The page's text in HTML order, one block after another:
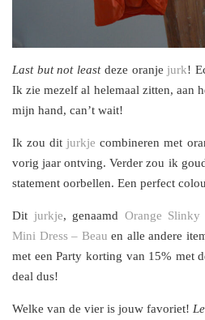
Last but not leastdeze oranje jurk!
Ik zie mezelf al helemaal zitten, aan
mijn hand, can’t wait!
Ik zou dit jurkje combineren met
vorig jaar ontving. Verder zou ik
statement oorbellen. Een perfect
Dit jurkje, genaamd Orange Slinky
Mini Dress – Beau en alle andere
met een Party korting van 15% met
deal dus!
Welke van de vier is jouw favoriet!